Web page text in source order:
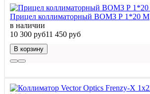
Прицел коллиматорный ВОМЗ Р 1*20 М
в наличии
10 300 руб11 450 руб
В корзину